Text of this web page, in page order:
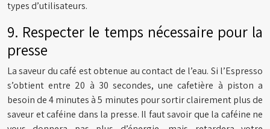
types d’utilisateurs.
9. Respecter le temps nécessaire pour la
presse
La saveur du café est obtenue au contact de l’eau. Si l’Espresso
s’obtient entre 20 à 30 secondes, une cafetière à piston a
besoin de 4 minutes à 5 minutes pour sortir clairement plus de
saveur et caféine dans la presse. Il faut savoir que la caféine ne